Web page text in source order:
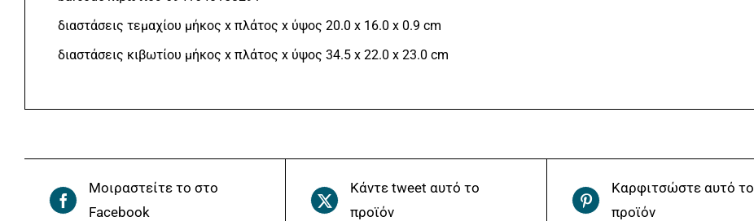
διαστάσεις τεμαχίου μήκος x πλάτος x ύψος 20.0 x 16.0 x 0.9 cm
διαστάσεις κιβωτίου μήκος x πλάτος x ύψος 34.5 x 22.0 x 23.0 cm
Μοιραστείτε το στο
Facebook
Κάντε tweet αυτό το
προϊόν
Καρφιτσώστε αυτό το
προϊόν